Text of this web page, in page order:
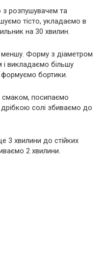
розпушувачем та
тісто, укладаємо в
на 30 хвилин.
меншу. Форму з діаметром
викладаємо більшу
формуємо бортики.
посипаємо
дрібкою солі збиваємо до
3 хвилини до стійких
2 хвилини.